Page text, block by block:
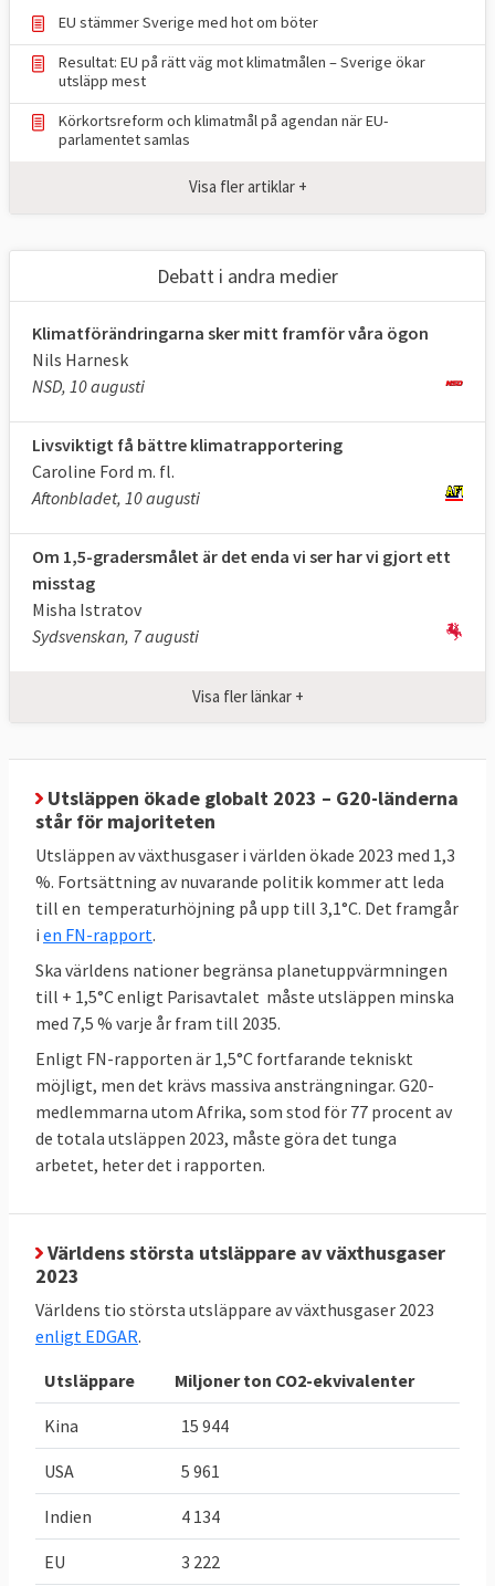
och öka upptaget av växthusgaser i skog
och mark (LULUCF).
TABELL 1.
Klimat och
Läge i EU
2024
Mål 2030
för EU
jmf. 1990 (ETS +
ESR)
Upptag av
198
310
Andelen förnybar
energi
Energianvändning
(slutlig)
900 Mtoe ***,
Max
Källor:Klicka på länkarna i tabellen för att
kommer ett fullständigt
en minskning på 57 %.** MtCO2e betyder
miljoner tonkoldioxidekvivalenter, ett mått
på mängden växthusgaser. *** Mtoe betyder
miljoner tonoljeekvivalenter, ett mått på
energiinnehåll.
Sveriges mål enligt EU-beslut
Sverige har bundit sig i EU att minska sina
utsläpp av växthusgaser (ESR) och öka
upptaget av växthusgaser i skog och mark
(LULUCF). Sverige måste halvera sina
utsläpp till 2030 jämfört med 2005. Likaså
måste skog och mark i Sverige lagra
2030 jämfört med ett genomsnitt för åren
2016-2018. Utöver dessa mål finns i Sveriges
fall även olika mål som riksdagen satt upp,
dessa behandlas inte här.
Sveriges
klimat och
energimål i
EU
Sverige
EU-mål 2030
Minskade
-29,4 procent
eller
EU stämmer Sverige med hot om böter
Resultat: EU på rätt väg mot klimatmålen – Sverige ökar
utsläpp mest
Körkortsreform och klimatmål på agendan när EU-
parlamentet samlas
Visa fler artiklar +
Debatt i andra medier
Klimatförändringarna sker mitt framför våra ögon
Nils Harnesk
NSD, 10 augusti
Livsviktigt få bättre klimatrapportering
Caroline Ford m. fl.
Aftonbladet, 10 augusti
Om 1,5-gradersmålet är det enda vi ser har vi gjort ett
misstag
Misha Istratov
Sydsvenskan, 7 augusti
Visa fler länkar +
Utsläppen ökade globalt 2023 – G20-länderna
står för majoriteten
Utsläppen av växthusgaser i världen ökade 2023 med 1,3
%. Fortsättning av nuvarande politik kommer att leda
till en temperaturhöjning på upp till 3,1°C. Det framgår
i en FN-rapport.
Ska världens nationer begränsa planetuppvärmningen
till + 1,5°C enligt Parisavtalet måste utsläppen minska
med 7,5 % varje år fram till 2035.
Enligt FN-rapporten är 1,5°C fortfarande tekniskt
möjligt, men det krävs massiva ansträngningar. G20-
medlemmarna utom Afrika, som stod för 77 procent av
de totala utsläppen 2023, måste göra det tunga
arbetet, heter det i rapporten.
Världens största utsläppare av växthusgaser
2023
Världens tio största utsläppare av växthusgaser 2023
enligt EDGAR.
Utsläppare
Miljoner ton CO2-ekvivalenter
Kina 15 944
USA 5 961
Indien 4 134
EU 3 222